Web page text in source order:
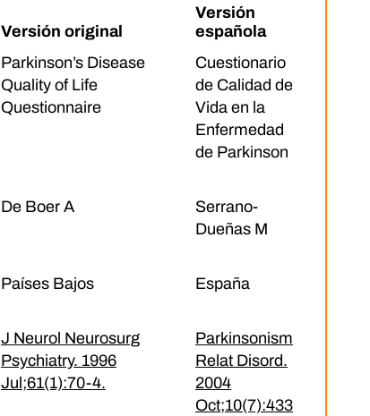
Versión original
Versión
española
Parkinson’s Disease
Quality of Life
Questionnaire
Cuestionario
de Calidad de
Vida en la
Enfermedad
de Parkinson
De Boer A
Serrano-
Dueñas M
Países Bajos España
J Neurol Neurosurg
Psychiatry. 1996
Jul;61(1):70-4.
Parkinsonism
Relat Disord.
2004
Oct;10(7):433